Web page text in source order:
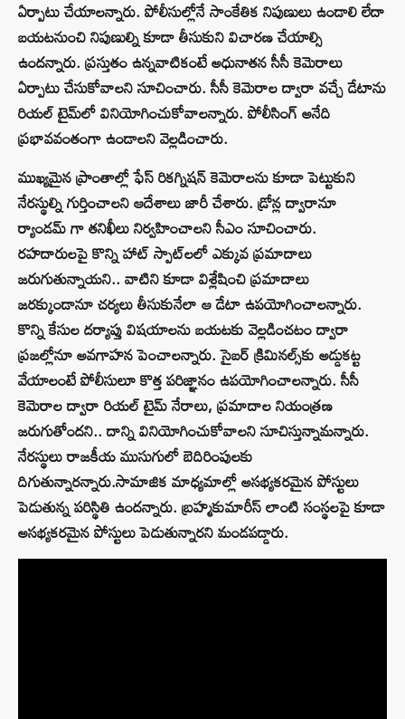
ఏర్పాటు చేయాలన్నారు. పోలీసుల్లోనే సాంకేతిక నిపుణులు ఉండాలి లేదా
బయటనుంచి నిపుణుల్ని కూడా తీసుకుని విచారణ చేయాల్సి
ఉందన్నారు. ప్రస్తుతం ఉన్నవాటికంటే అధునాతన సీసీ కెమెరాలు
ఏర్పాటు చేసుకోవాలని సూచించారు. సీసీ కెమెరాల ద్వారా వచ్చే డేటాను
రియల్ టైమ్‌లో వినియోగించుకోవాలన్నారు. పోలీసింగ్ అనేది
ప్రభావవంతంగా ఉండాలని వెల్లడించారు.
ముఖ్యమైన ప్రాంతాల్లో ఫేస్ రికగ్నిషన్ కెమెరాలను కూడా పెట్టుకుని
నేరస్థుల్ని గుర్తించాలని ఆదేశాలు జారీ చేశారు. డ్రోన్ల ద్వారానూ
ర్యాండమ్ గా తనిఖీలు నిర్వహించాలని సీఎం సూచించారు.
రహదారులపై కొన్ని హాట్ స్పాట్‌లలో ఎక్కువ ప్రమాదాలు
జరుగుతున్నాయని.. వాటిని కూడా విశ్లేషించి ప్రమాదాలు
జరక్కుండానూ చర్యలు తీసుకునేలా ఆ డేటా ఉపయోగించాలన్నారు.
కొన్ని కేసుల దర్యాప్తు విషయాలను బయటకు వెల్లడించటం ద్వారా
ప్రజల్లోనూ అవగాహన పెంచాలన్నారు. సైబర్ క్రిమినల్స్‌కు అడ్డుకట్ట
వేయాలంటే పోలీసులూ కొత్త పరిజ్ఞానం ఉపయోగించాలన్నారు. సీసీ
కెమెరాల ద్వారా రియల్ టైమ్ నేరాలు, ప్రమాదాల నియంత్రణ
జరుగుతోందని.. దాన్ని వినియోగించుకోవాలని సూచిస్తున్నామన్నారు.
నేరస్థులు రాజకీయ ముసుగులో బెదిరింపులకు
దిగుతున్నారన్నారు.సామాజిక మాధ్యమాల్లో అసభ్యకరమైన పోస్టులు
పెడుతున్న పరిస్థితి ఉందన్నారు. బ్రహ్మకుమారీస్ లాంటి సంస్థలపై కూడా
అసభ్యకరమైన పోస్టులు పెడుతున్నారని మండపడ్డారు.